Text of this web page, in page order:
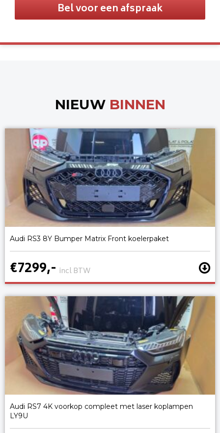
Bel voor een afspraak
NIEUW BINNEN
Audi RS3 8Y Bumper Matrix Front koelerpaket
€7299,- incl BTW
Audi RS7 4K voorkop compleet met laser koplampen
LY9U